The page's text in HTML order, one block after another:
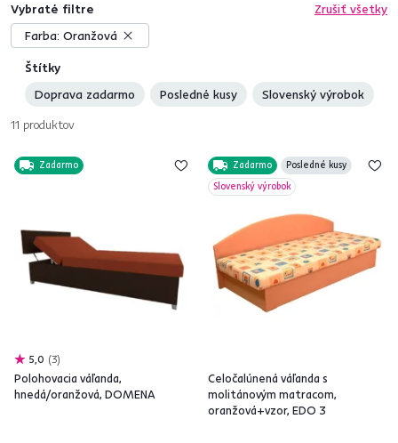
Štítky
Doprava zadarmo
Posledné kusy Slovenský výrobok
Vybraté filtre
Zrušiť všetky
Farba: Oranžová
11 produktov
Zadarmo
5,0 3
Polohovacia váľanda,
hnedá/oranžová, DOMENA
Zadarmo
Posledné kusy
Slovenský výrobok
Celočalúnená váľanda s
molitánovým matracom,
oranžová+vzor, EDO 3